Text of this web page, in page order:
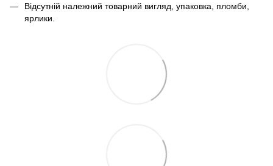
Відсутній належний товарний вигляд, упаковка, пломби,
ярлики.